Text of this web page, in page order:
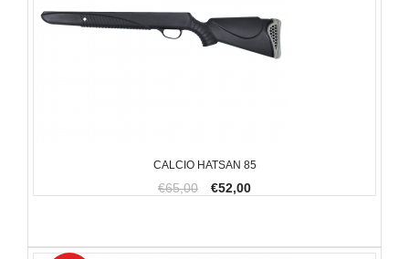
CALCIO HATSAN 85
€65,00 €52,00